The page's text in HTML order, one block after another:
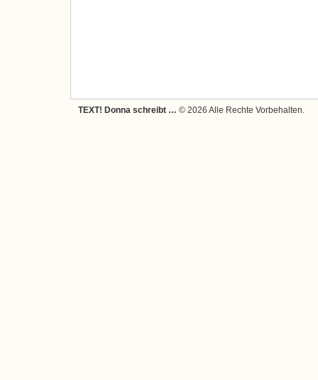
TEXT! Donna schreibt … © 2026 Alle Rechte Vorbehalten.